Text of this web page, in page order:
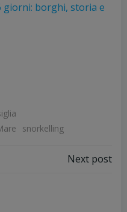
giorni: borghi, storia e
snorkelling
Next post